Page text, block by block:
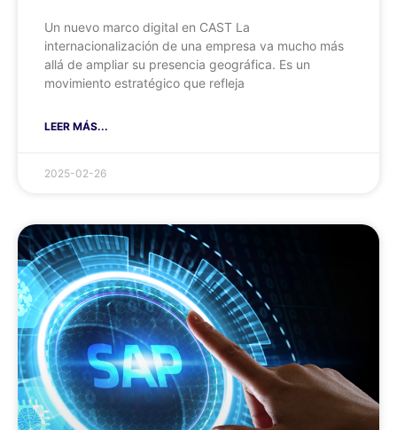
Un nuevo marco digital en CAST La
internacionalización de una empresa va mucho más
allá de ampliar su presencia geográfica. Es un
movimiento estratégico que refleja
LEER MÁS...
2025-02-26